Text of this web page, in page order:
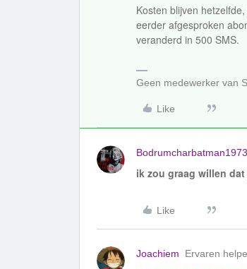
Kosten blijven
eerder afgesproken
veranderd in 500 SMS.
Geen medewerker van
Like
Bodrumcharbatman1973
ik zou graag willen
Like
Joachiem Ervaren